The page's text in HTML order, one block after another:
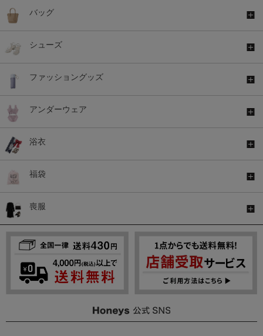
バッグ
シューズ
ファッショングッズ
アンダーウェア
浴衣
福袋
喪服